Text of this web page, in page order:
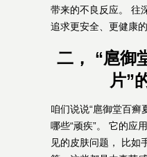
带来的不良反应。 往
追求更安全、更健康的
二， “扈御
片”
咱们说说“扈御堂百癣
哪些“顽疾”。 它的应
见的皮肤问题， 比如